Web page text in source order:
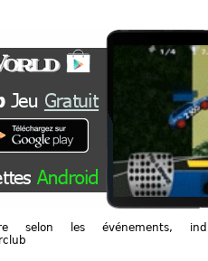
selon les événements,